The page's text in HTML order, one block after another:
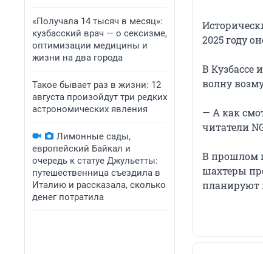
«Получала 14 тысяч в месяц»:
кузбасский врач — о сексизме,
оптимизации медицины и
жизни на два города
Такое бывает раз в жизни: 12
августа произойдут три редких
астрономических явления
Лимонные сады,
европейский Байкал и
очередь к статуе Джульетты:
путешественница съездила в
Италию и рассказала, сколько
денег потратила
2025 году
В Кузбассе
волну
— А как
читатели
В прошлом
шахтеры
планируют